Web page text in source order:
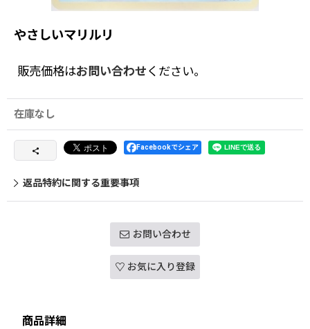
やさしいマリルリ
販売価格はお問い合わせ ください。
在庫なし
Facebookでシェア
返品特約に関する重要事項
お問い合わせ
お気に入り登録
商品詳細